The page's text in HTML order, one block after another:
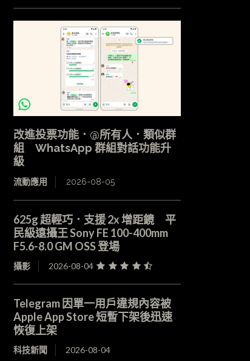
改進投票功能．@所有人．類似群
組 WhatsApp 群組對話功能升
級
流動應用 2026-08-05
625g 超輕巧．支援 2x 增距鏡 平
民級遠攝王 Sony FE 100-400mm
F5.6-8.0 GM OSS 登場
攝影 2026-08-04
Telegram 因單一用戶違規內容被
Apple App Store 短暫下架後迅速
恢復上架
科技新聞 2026-08-04